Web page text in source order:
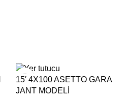
15′ 4X100 ASETTO GARA
JANT MODELİ